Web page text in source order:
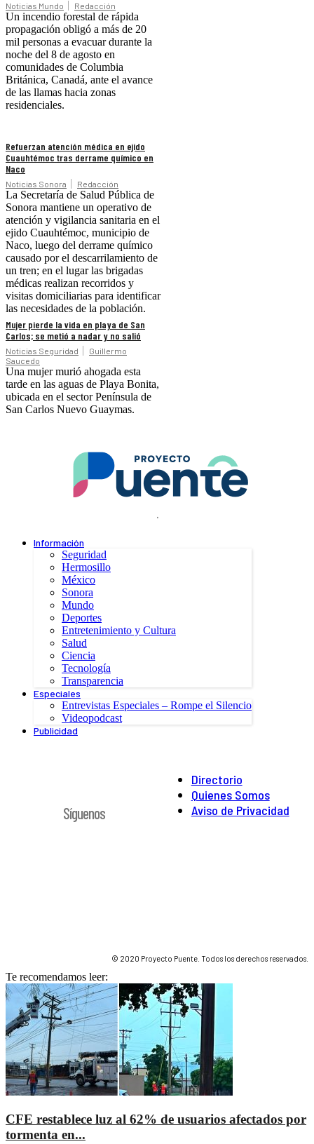
Noticias Mundo Redacción
Un incendio forestal de rápida
propagación obligó a más de 20
mil personas a evacuar durante la
noche del 8 de agosto en
comunidades de Columbia
Británica, Canadá, ante el avance
de las llamas hacia zonas
residenciales.
Refuerzan atención médica en ejido
Cuauhtémoc tras derrame químico en
Naco
Noticias Sonora Redacción
La Secretaría de Salud Pública de
Sonora mantiene un operativo de
atención y vigilancia sanitaria en el
ejido Cuauhtémoc, municipio de
Naco, luego del derrame químico
causado por el descarrilamiento de
un tren; en el lugar las brigadas
médicas realizan recorridos y
visitas domiciliarias para identificar
las necesidades de la población.
Mujer pierde la vida en playa de San
Carlos; se metió a nadar y no salió
Noticias Seguridad
Guillermo
Saucedo
Una mujer murió ahogada esta
tarde en las aguas de Playa Bonita,
ubicada en el sector Península de
San Carlos Nuevo Guaymas.
.
Información
Seguridad
Hermosillo
México
Sonora
Mundo
Deportes
Entretenimiento y Cultura
Salud
Ciencia
Tecnología
Transparencia
Especiales
Entrevistas Especiales – Rompe el Silencio
Videopodcast
Publicidad
Directorio
Quienes Somos
Aviso de Privacidad
Síguenos
© 2020 Proyecto Puente. Todos los derechos reservados.
Te recomendamos leer:
CFE restablece luz al 62% de usuarios afectados por
tormenta en...